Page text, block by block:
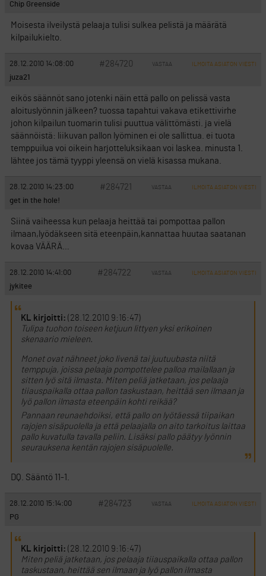
Chip Greenside
Moisesta ilveilystä pelaaja tulisi sulkea pelistä ja määrätä
kilpailukielto.
28.12.2010 14:08:00 #284720 VASTAA ILMOITA ASIATON VIESTI
juza21
eikös säännöt sano jotenki näin että pallo on pelissä vasta
aloituslyönnin jälkeen? tuossa tapahtui vakava etikettivirhe
johon kilpailun tuomarin tulisi puuttua välittömästi. ja vielä
säännöistä: liikuvan pallon lyöminen ei ole sallittua. ei tuota
temppuilua voi oikein harjotteluksikaan voi laskea. minusta 1.
lähtee jos tämä tyyppi yleensä on vielä kisassa mukana.
28.12.2010 14:23:00 #284721 VASTAA ILMOITA ASIATON VIESTI
get in the hole!
Siinä vaiheessa kun pelaaja heittää tai pompottaa pallon
ilmaan,lyödäkseen sitä eteenpäin,kannattaa huutaa saatanan
kovaa VÄÄRÄ…
28.12.2010 14:41:00 #284722 VASTAA ILMOITA ASIATON VIESTI
jykitee
KL kirjoitti: (28.12.2010 9:16:47)
Tulipa tuohon toiseen ketjuun littyen yksi erikoinen
skenaario mieleen.
Monet ovat nähneet joko livenä tai juutuubasta niitä
temppuja, joissa pelaaja pompottelee palloa mailallaan ja
sitten lyö sitä ilmasta. Miten peliä jatketaan, jos pelaaja
tiiauspaikalla ottaa pallon taskustaan, heittää sen ilmaan ja
lyö pallon ilmasta eteenpäin kohti reikää?
Pannaan reunaehdoiksi, että pallo on lyötäessä tiipaikan
rajojen sisäpuolella ja että pelaajalla on aito tarkoitus laittaa
pallo kuvatulla tavalla peliin. Lisäksi pallo päätyy lyönnin
seurauksena kentän rajojen sisäpuolelle.
DQ. Sääntö 11-1.
28.12.2010 15:14:00 #284723 VASTAA ILMOITA ASIATON VIESTI
PG
KL kirjoitti: (28.12.2010 9:16:47)
Miten peliä jatketaan, jos pelaaja tiiauspaikalla ottaa pallon
taskustaan, heittää sen ilmaan ja lyö pallon ilmasta